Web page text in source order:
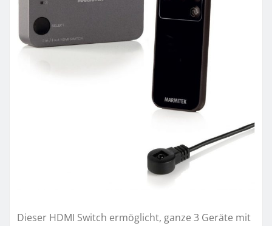
Dieser HDMI Switch ermöglicht, ganze 3 Geräte mit